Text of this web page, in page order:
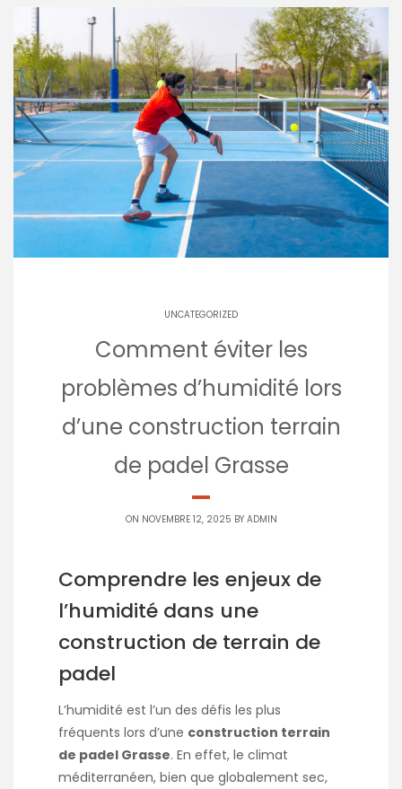
UNCATEGORIZED
Comment éviter les
problèmes d’humidité lors
d’une construction terrain
de padel Grasse
ON NOVEMBRE 12, 2025 BY ADMIN
Comprendre les enjeux de
l’humidité dans une
construction de terrain de
padel
L’humidité est l’un des défis les plus
fréquents lors d’une construction terrain
de padel Grasse. En effet, le climat
méditerranéen, bien que globalement sec,